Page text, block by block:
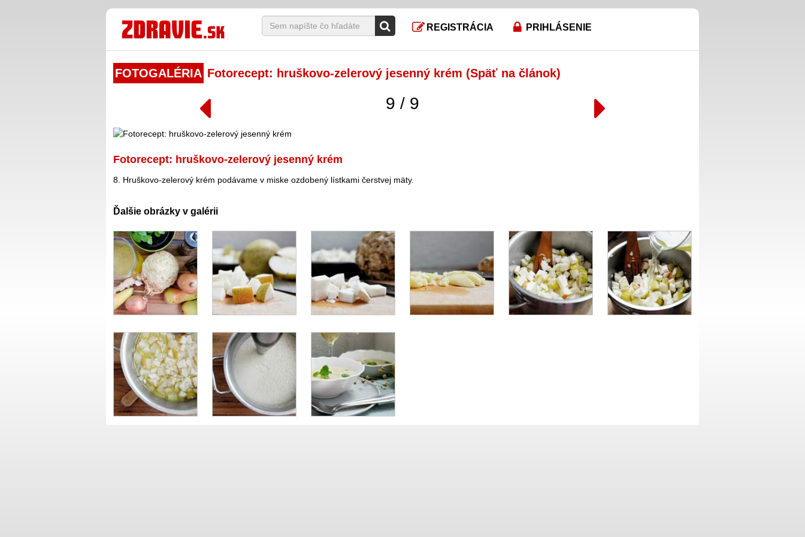
REGISTRÁCIA PRIHLÁSENIE
FOTOGALÉRIA Fotorecept: hruškovo-zelerový jesenný krém (Späť na článok)
9 / 9
Fotorecept: hruškovo-zelerový jesenný krém
8. Hruškovo-zelerový krém podávame v miske ozdobený lístkami čerstvej mäty.
Ďalšie obrázky v galérii